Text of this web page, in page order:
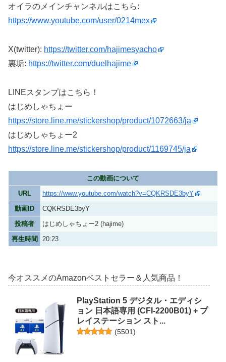
オイラのメインチャンネルはこちら:
https://www.youtube.com/user/0214mex
X(twitter): https://twitter.com/hajimesyacho
裏垢: https://twitter.com/duelhajime
LINEスタンプはこちら！
はじめしゃちょー
https://store.line.me/stickershop/product/1072663/ja
はじめしゃちょー2
https://store.line.me/stickershop/product/1169745/ja
この動画について
URL
https://www.youtube.com/watch?v=CQKRSDE3byY
動画ID
CQKRSDE3byY
投稿者
はじめしゃちょー2 (hajime)
再生時間
20:23
今オススメのAmazonベストセラー＆人気商品！
PlayStation 5 デジタル・エディシ
ョン 日本語専用 (CFI-2200B01) + プ
レイステーション スト...
(5501)